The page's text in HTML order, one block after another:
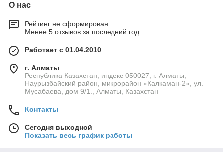
О нас
Рейтинг не сформирован
Менее 5 отзывов за последний год
Работает с 01.04.2010
г. Алматы
Республика Казахстан, индекс 050027, г. Алматы,
Наурызбайский район, микрорайон «Калкаман-2», ул.
Мусабаева, дом 9/1., Алматы, Казахстан
Контакты
Сегодня выходной
Показать весь график работы